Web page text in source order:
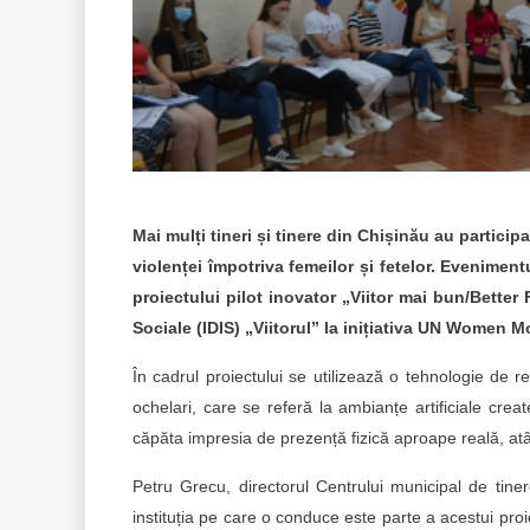
Mai mulți tineri și tinere din Chișinău au
violenței împotriva femeilor și fetelor.
proiectului pilot inovator „Viitor mai bun/Better
Sociale (IDIS) „Viitorul” la inițiativa UN Women
În cadrul proiectului se utilizează o tehnologie de
ochelari, care se referă la ambianțe artificiale
căpăta impresia de prezență fizică aproape reală,
Petru Grecu, directorul Centrului municipal de
instituția pe care o conduce este parte a acestui